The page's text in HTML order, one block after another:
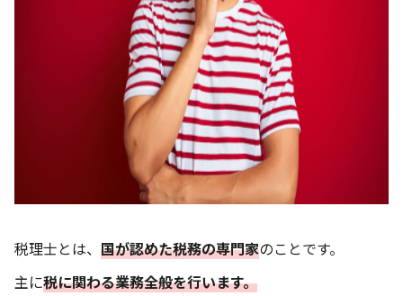
税理士とは、 国が認めた税務の専門家のことです。
主に税に関わる業務全般を行います。